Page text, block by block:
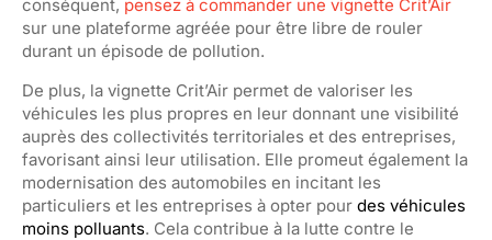
conséquent, pensez à commander une vignette Crit’Air
sur une plateforme agréée pour être libre de rouler
durant un épisode de pollution.
De plus, la vignette Crit’Air permet de valoriser les
véhicules les plus propres en leur donnant une visibilité
auprès des collectivités territoriales et des entreprises,
favorisant ainsi leur utilisation. Elle promeut également la
modernisation des automobiles en incitant les
particuliers et les entreprises à opter pour des véhicules
moins polluants. Cela contribue à la lutte contre le